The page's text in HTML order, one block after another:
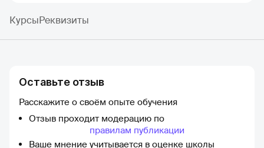
КурсыРеквизиты
Оставьте отзыв
Расскажите о своём опыте обучения
Отзыв проходит модерацию по
правилам публикации
Ваше мнение учитывается в оценке школы